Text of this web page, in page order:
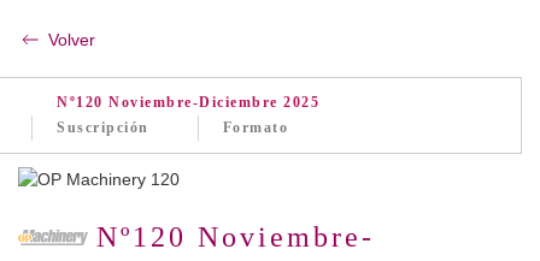
Volver
Nº120 Noviembre-Diciembre 2025
Suscripción
Formato
Nº120 Noviembre-